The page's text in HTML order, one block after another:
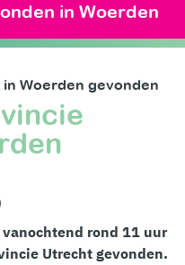
in Woerden
Woerden gevonden
rond 11 uur
Utrecht gevonden.